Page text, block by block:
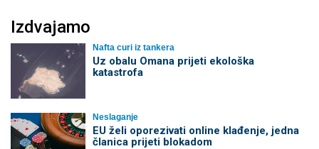
Izdvajamo
Nafta curi iz tankera
Uz obalu Omana prijeti ekološka
katastrofa
Neslaganje
EU želi oporezivati online klađenje, jedna
članica prijeti blokadom